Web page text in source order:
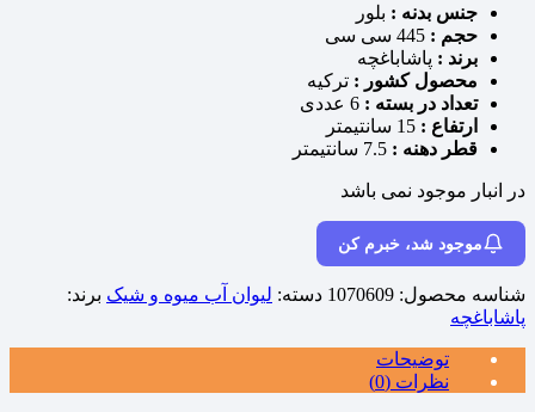
جنس بدنه : بلور
حجم : 445 سی سی
برند : پاشاباغچه
محصول کشور : ترکیه
تعداد در بسته : 6 عددی
ارتفاع : 15 سانتیمتر
قطر دهنه : 7.5 سانتیمتر
در انبار موجود نمی باشد
موجود شد، خبرم کن
شناسه محصول: 1070609 دسته: لیوان آب میوه و شیک برند:
پاشاباغچه
توضیحات
نظرات (0)